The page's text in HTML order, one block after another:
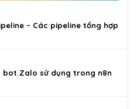
– Các pipeline tổng hợp
bot Zalo sử dụng trong n8n